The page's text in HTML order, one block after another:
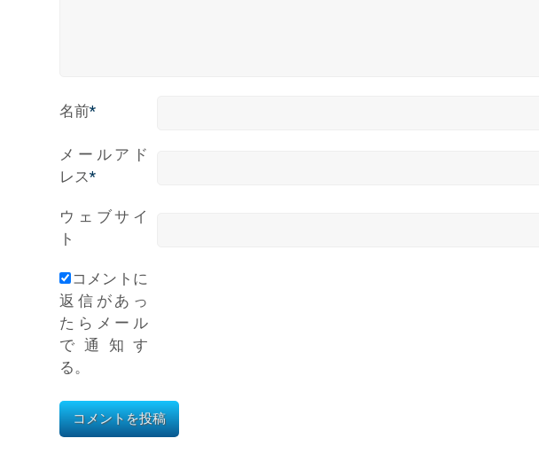
名前*
メールアド
レス*
ウェブサイ
ト
コメントに
返信があっ
たらメール
で通知す
る。